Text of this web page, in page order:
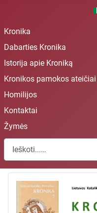
Kronika
Dabarties Kronika
Istorija apie Kroniką
Kronikos pamokos ateičiai
Homilijos
Kontaktai
Žymės
Paieška